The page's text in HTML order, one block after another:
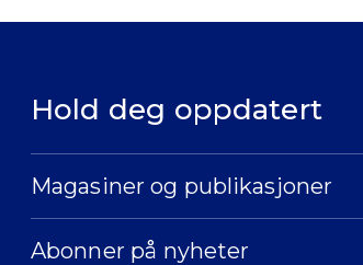
Hold deg oppdatert
Magasiner og publikasjoner
Abonner på nyheter